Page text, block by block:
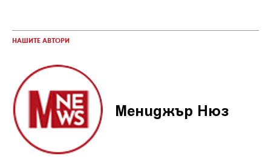
НАШИТЕ АВТОРИ
Мениджър Нюз